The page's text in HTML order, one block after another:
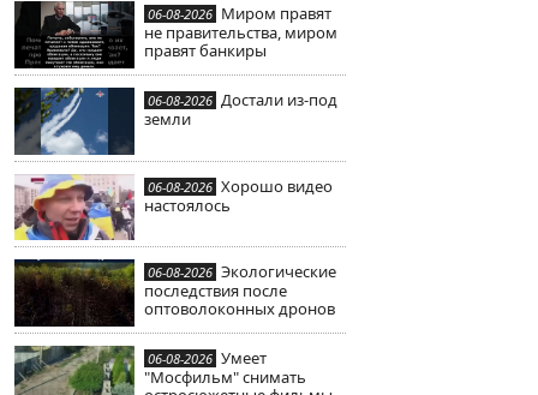
06-08-2026 Миром правят
не правительства, миром
правят банкиры
06-08-2026 Достали из-под
земли
06-08-2026 Хорошо видео
настоялось
06-08-2026 Экологические
последствия после
оптоволоконных дронов
06-08-2026 Умеет
"Мосфильм" снимать